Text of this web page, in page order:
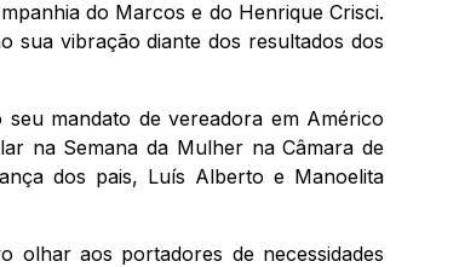
do Marcos e do Henrique Crisci.
sua vibração diante dos resultados dos
mandato de vereadora em Américo
na Semana da Mulher na Câmara de
dos pais, Luís Alberto e Manoelita
aos portadores de necessidades